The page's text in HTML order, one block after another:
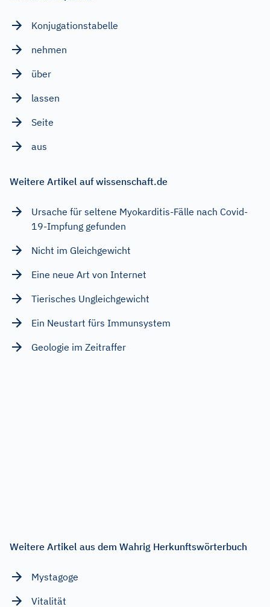
Konjugationstabelle
nehmen
über
lassen
Seite
aus
Weitere Artikel auf wissenschaft.de
Ursache für seltene Myokarditis-Fälle nach Covid-
19-Impfung gefunden
Nicht im Gleichgewicht
Eine neue Art von Internet
Tierisches Ungleichgewicht
Ein Neustart fürs Immunsystem
Geologie im Zeitraffer
Weitere Artikel aus dem Wahrig Herkunftswörterbuch
Mystagoge
Vitalität